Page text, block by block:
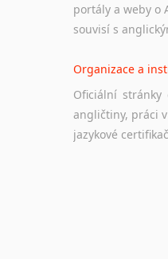
portály a weby o
souvisí s
Organizace a
Oficiální
angličtiny, práci